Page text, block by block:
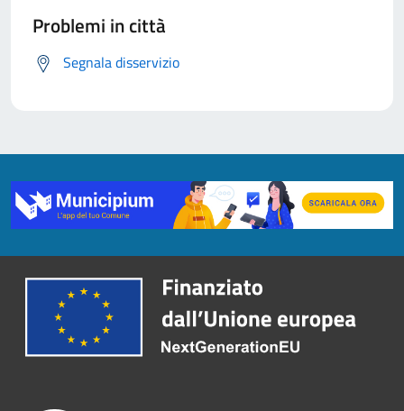
Problemi in città
Segnala disservizio